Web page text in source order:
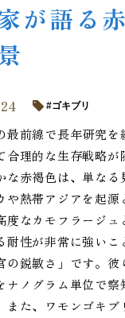
が語る
ゴキブリ
最前線で長年研究
合理的な生存戦略
な赤褐色は、単な
や熱帯アジアを起
度なカモフラージ
耐性が非常に強い
の鋭敏さ」です。
ナノグラム単位で
また、ワモンゴキ